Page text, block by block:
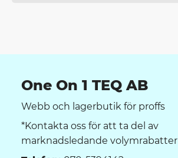
One On 1 TEQ AB
Webb och lagerbutik för proffs
*Kontakta oss för att ta del av
marknadsledande volymrabatter